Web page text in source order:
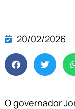
20/02/2026
O governador